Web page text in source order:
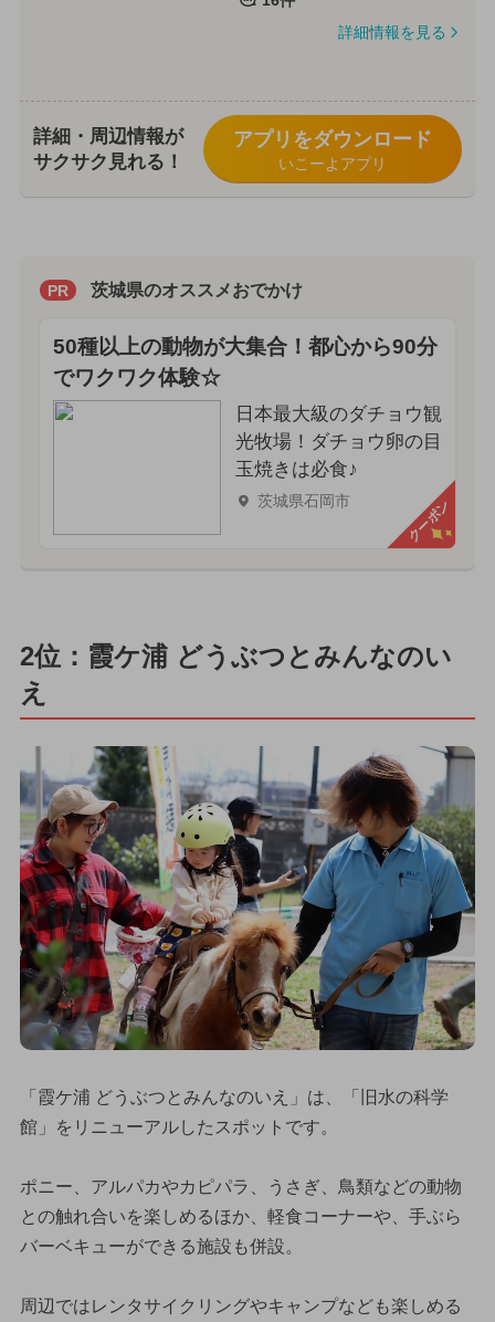
詳細情報を見る
詳細・周辺情報が
サクサク見れる！
アプリをダウンロード
いこーよアプリ
PR 茨城県のオススメおでかけ
50種以上の動物が大集合！都心から90分
でワクワク体験☆
日本最大級のダチョウ観
光牧場！ダチョウ卵の目
玉焼きは必食♪
茨城県石岡市 クーポン
2位：霞ケ浦 どうぶつとみんなのい
え
「霞ケ浦 どうぶつとみんなのいえ」は、「旧水の科学
館」をリニューアルしたスポットです。
ポニー、アルパカやカピパラ、うさぎ、鳥類などの動物
との触れ合いを楽しめるほか、軽食コーナーや、手ぶら
バーベキューができる施設も併設。
周辺ではレンタサイクリングやキャンプなども楽しめる